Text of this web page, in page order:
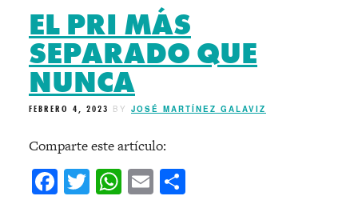
EL PRI MÁS
SEPARADO QUE
NUNCA
FEBRERO 4, 2023 BY JOSÉ MARTÍNEZ GALAVIZ
Comparte este artículo:
Facebook
Twitter
WhatsApp
Email